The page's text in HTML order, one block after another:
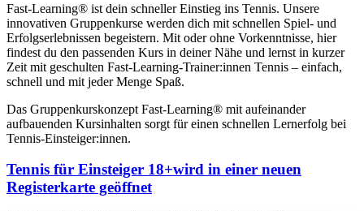
Fast-Learning® ist dein schneller Einstieg ins Tennis. Unsere
innovativen Gruppenkurse werden dich mit schnellen Spiel- und
Erfolgserlebnissen begeistern. Mit oder ohne Vorkenntnisse, hier
findest du den passenden Kurs in deiner Nähe und lernst in kurzer
Zeit mit geschulten Fast-Learning-Trainer:innen Tennis – einfach,
schnell und mit jeder Menge Spaß.
Das Gruppenkurskonzept Fast-Learning® mit aufeinander
aufbauenden Kursinhalten sorgt für einen schnellen Lernerfolg bei
Tennis-Einsteiger:innen.
Tennis für Einsteiger 18+wird in einer neuen
Registerkarte geöffnet